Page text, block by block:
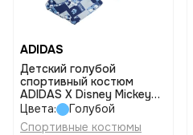
ADIDAS
Детский голубой
спортивный костюм
ADIDAS X Disney Mickey
Mouse Joggers Set Kids
размер 98
Цвета:
Голубой
Спортивные костюмы